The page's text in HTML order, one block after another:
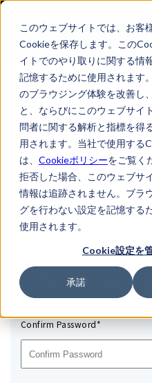
このウェブサイトでは、お客
Cookieを保存します。この
イトでのやり取りに関する情
記憶するために使用されます
のブラウジング体験を改善し
と、ならびにこのウェブサイ
問者に関する解析と指標を得
用されます。当社で使用する
は、 Cookieポリシーをご覧く
拒否した場合、このウェブサ
情報は追跡されません。ブラ
グを行わない設定を記憶する
使用されます。
Cookie設定を
承諾
無料
Email*
Password*
Password must be at least 12
least 3 of the following: a
number, or a special character
Confirm Password*